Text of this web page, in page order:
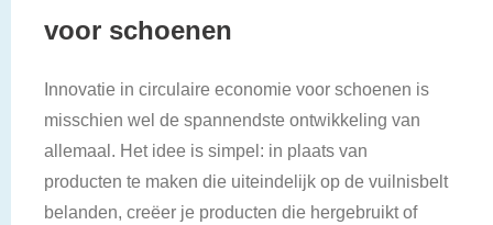
voor schoenen
Innovatie in circulaire economie voor schoenen is
misschien wel de spannendste ontwikkeling van
allemaal. Het idee is simpel: in plaats van
producten te maken die uiteindelijk op de vuilnisbelt
belanden, creëer je producten die hergebruikt of